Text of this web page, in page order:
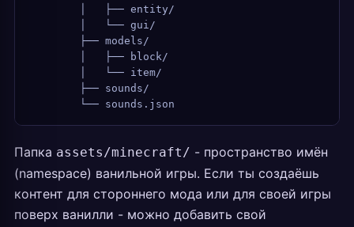
        │   ├── entity/
        │   └── gui/
        ├── models/
        │   ├── block/
        │   └── item/
        ├── sounds/
        └── sounds.json
Папка assets/minecraft/ - пространство имён
(namespace) ванильной игры. Если ты создаёшь
контент для стороннего мода или для своей игры
поверх ванилли - можно добавить свой